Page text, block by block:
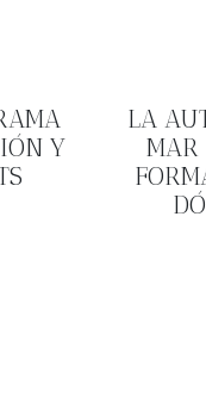
Y
LA
MAR